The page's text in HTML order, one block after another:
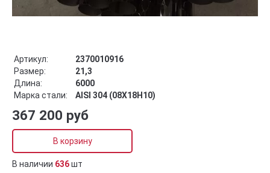
Артикул:
2370010916
Размер:
21,3
Длина:
6000
Марка стали:
AISI 304 (08Х18Н10)
367 200 руб
В корзину
В наличии 636шт